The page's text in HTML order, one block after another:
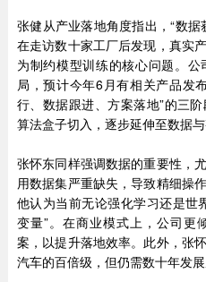
张健从产业落地角度指出，“数
在走访数十家工厂后发现，真实
为制约模型训练的核心问题。
局，预计今年6月有相关产品发
行、数据跟进、方案落地”的三
算法盒子切入，逐步延伸至数据与
张怀东同样强调数据的重要性，
用数据集严重缺失，导致精细操
他认为当前无论强化学习还是世
变量”。在商业模式上，公司更
案，以提升落地效率。此外，张
汽车的百倍级，但仍需数十年发展